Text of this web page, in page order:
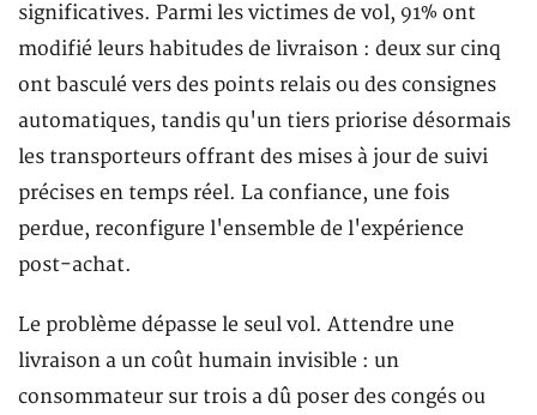
significatives. Parmi les victimes de vol, 91% ont
modifié leurs habitudes de livraison : deux sur cinq
ont basculé vers des points relais ou des consignes
automatiques, tandis qu'un tiers priorise désormais
les transporteurs offrant des mises à jour de suivi
précises en temps réel. La confiance, une fois
perdue, reconfigure l'ensemble de l'expérience
post-achat.
Le problème dépasse le seul vol. Attendre une
livraison a un coût humain invisible : un
consommateur sur trois a dû poser des congés ou